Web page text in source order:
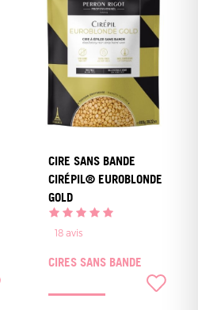
CIRE SANS BANDE
CIRÉPIL® EUROBLONDE
GOLD
18 avis
CIRES SANS BANDE